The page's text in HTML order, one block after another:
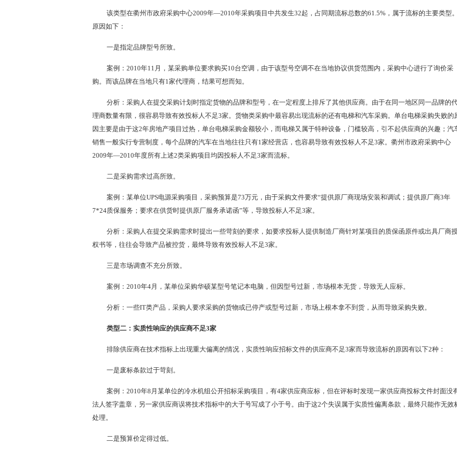
该类型在衢州市政府采购中心2009年—2010年采购项目中共发生32起，占同期流标总数的61.5%，属于流标的主要类型。
原因如下：
一是指定品牌型号所致。
案例：2010年11月，某采购单位要求购买10台空调，由于该型号空调不在当地协议供货范围内，采购中心进行了询价采
购。而该品牌在当地只有1家代理商，结果可想而知。
分析：采购人在提交采购计划时指定货物的品牌和型号，在一定程度上排斥了其他供应商。由于在同一地区同一品牌的
理商数量有限，很容易导致有效投标人不足3家。货物类采购中最容易出现流标的还有电梯和汽车采购。单台电梯采购失败的
因主要是由于这2年房地产项目过热，单台电梯采购金额较小，而电梯又属于特种设备，门槛较高，引不起供应商的兴趣；汽
销售一般实行专营制度，每个品牌的汽车在当地往往只有1家经营店，也容易导致有效投标人不足3家。衢州市政府采购中心
2009年—2010年度所有上述2类采购项目均因投标人不足3家而流标。
二是采购需求过高所致。
案例：某单位UPS电源采购项目，采购预算是73万元，由于采购文件要求“提供原厂商现场安装和调试；提供原厂商3年
7*24质保服务；要求在供货时提供原厂服务承诺函”等，导致投标人不足3家。
分析：采购人在提交采购需求时提出一些苛刻的要求，如要求投标人提供制造厂商针对某项目的质保函原件或出具厂商
权书等，往往会导致产品被控货，最终导致有效投标人不足3家。
三是市场调查不充分所致。
案例：2010年4月，某单位采购华硕某型号笔记本电脑，但因型号过新，市场根本无货，导致无人应标。
分析：一些IT类产品，采购人要求采购的货物或已停产或型号过新，市场上根本拿不到货，从而导致采购失败。
类型二：实质性响应的供应商不足3家
排除供应商在技术指标上出现重大偏离的情况，实质性响应招标文件的供应商不足3家而导致流标的原因有以下2种：
一是废标条款过于苛刻。
案例：2010年8月某单位的冷水机组公开招标采购项目，有4家供应商应标，但在评标时发现一家供应商投标文件封面没
法人签字盖章，另一家供应商误将技术指标中的大于号写成了小于号。由于这2个失误属于实质性偏离条款，最终只能作无效
处理。
二是预算价定得过低。